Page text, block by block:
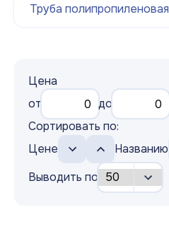
Труба полипропиленовая
Цена
от
до
Сортировать по:
Цене
Названию
Выводить по